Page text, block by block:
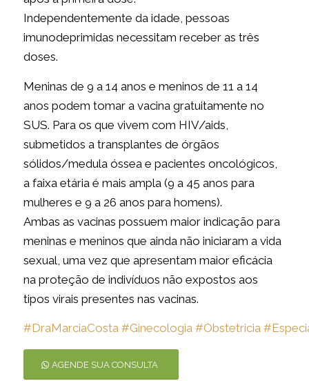
Independentemente da idade, pessoas
imunodeprimidas necessitam receber as três
doses.
Meninas de 9 a 14 anos e meninos de 11 a 14
anos podem tomar a vacina gratuitamente no
SUS. Para os que vivem com HIV/aids,
submetidos a transplantes de órgãos
sólidos/medula óssea e pacientes oncológicos,
a faixa etária é mais ampla (9 a 45 anos para
mulheres e 9 a 26 anos para homens).
Ambas as vacinas possuem maior indicação para
meninas e meninos que ainda não iniciaram a vida
sexual, uma vez que apresentam maior eficácia
na proteção de indivíduos não expostos aos
tipos virais presentes nas vacinas.
#DraMarciaCosta #Ginecologia #Obstetricia
AGENDE SUA CONSULTA